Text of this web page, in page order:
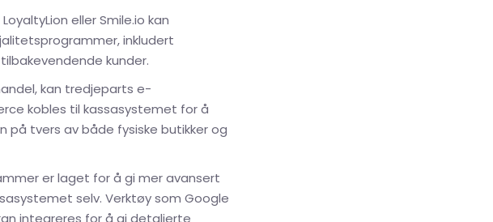
eller Smile.io kan
inkludert
kunder.
kan tredjeparts e-
kobles til kassasystemet for å
på tvers av både fysiske butikker og
er laget for å gi mer avansert
selv. Verktøy som Google
integreres for å gi detaljerte